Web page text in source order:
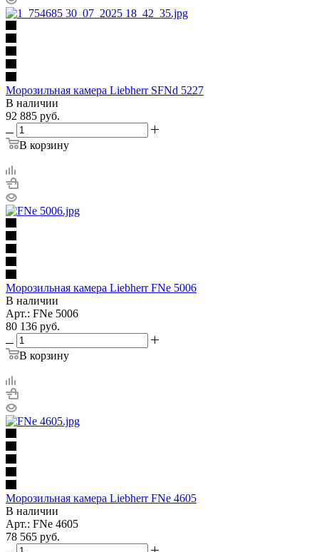
Морозильная камера Liebherr SFNd 5227
В наличии
92 885 руб.
В корзину
Морозильная камера Liebherr FNe 5006
В наличии
Арт.: FNe 5006
80 136 руб.
В корзину
Морозильная камера Liebherr FNe 4605
В наличии
Арт.: FNe 4605
78 565 руб.